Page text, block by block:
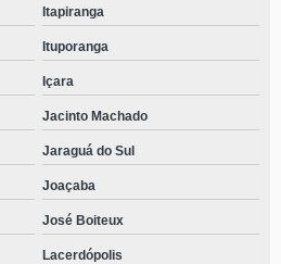
Itapiranga
Ituporanga
Içara
Jacinto Machado
Jaraguá do Sul
Joaçaba
José Boiteux
Lacerdópolis